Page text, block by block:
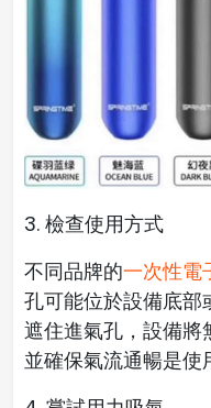
3. 檢查使用方式
不同品牌的一次性電
孔可能位於設備底部
遮住進氣孔，設備
並確保氣流通暢是使